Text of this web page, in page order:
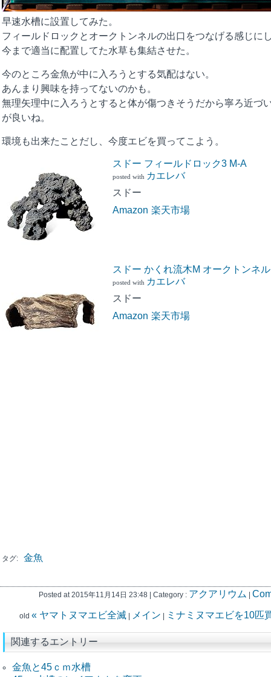
早速水槽に設置してみた。
フィールドロックとオークトンネルの出口をつなげる感じに
今まで適当に配置してた水草も集結させた。
今のところ金魚が中に入ろうとする気配はない。
あんまり興味を持ってないのかも。
無理矢理中に入ろうとすると体が傷つきそうだから寧ろ近づ
が良いね。
環境も出来たことだし、今度エビを買ってこよう。
スドー フィールドロック3 M-A
posted with カエレバ
スドー
Amazon 楽天市場
スドー かくれ流木M オークトンネル
posted with カエレバ
スドー
Amazon 楽天市場
タグ: 金魚
Posted at 2015年11月14日 23:48 | Category : アクアリウム
old « ヤマトヌマエビ全滅| メイン ミナミヌマエビを10匹
関連するエントリー
金魚と45ｃｍ水槽